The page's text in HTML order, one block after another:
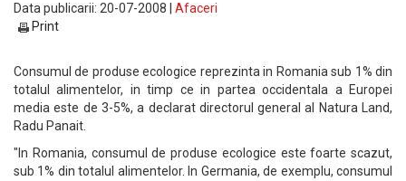
Data publicarii: 20-07-2008 | Afaceri
Print
Consumul de produse ecologice reprezinta in Romania sub 1% din
totalul alimentelor, in timp ce in partea occidentala a Europei
media este de 3-5%, a declarat directorul general al Natura Land,
Radu Panait.
"In Romania, consumul de produse ecologice este foarte scazut,
sub 1% din totalul alimentelor. In Germania, de exemplu, consumul